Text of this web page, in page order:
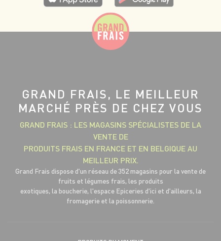
GRAND FRAIS, LE MEILLEUR
MARCHÉ PRÈS DE CHEZ VOUS
GRAND FRAIS : LES MAGASINS SPÉCIALISTES DE LA
VENTE DE
PRODUITS FRAIS EN FRANCE ET EN BELGIQUE AU
MEILLEUR PRIX.
Grand Frais dispose d'un réseau de 352 magasins pour la vente de
fruits et légumes frais, les produits
exotiques, la boucherie, l'espace Epiceries d'ici et d'ailleurs, la
fromagerie et la poissonnerie.